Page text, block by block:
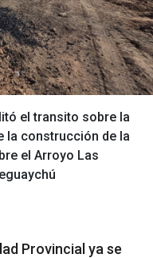
el transito sobre la
la construcción de la
el Arroyo Las
Provincial ya se